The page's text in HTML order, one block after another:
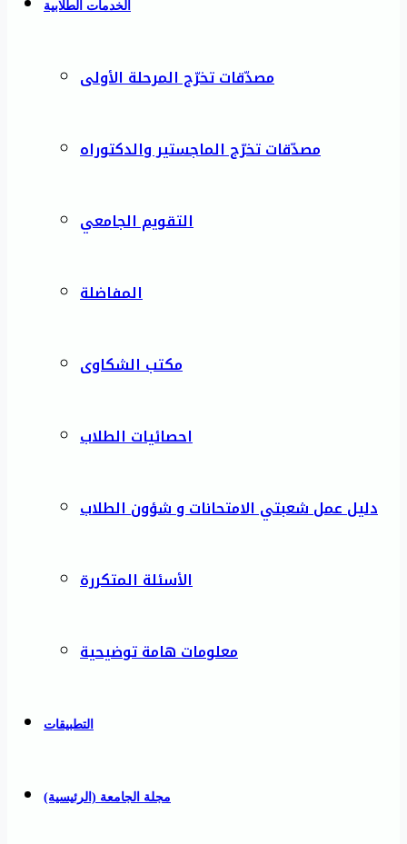
الخدمات الطلابية
مصدّقات تخرّج المرحلة الأولى
مصدّقات تخرّج الماجستير والدكتوراه
التقويم الجامعي
المفاضلة
مكتب الشكاوى
احصائيات الطلاب
دليل عمل شعبتي الامتحانات و شؤون الطلاب
الأسئلة المتكررة
معلومات هامة توضيحية
التطبيقات
مجلة الجامعة (الرئيسية)